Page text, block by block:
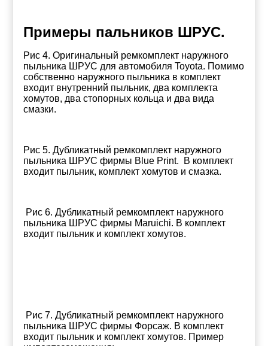
Примеры пальников ШРУС.
Рис 4. Оригинальный ремкомплект наружного
пыльника ШРУС для автомобиля Toyota. Помимо
собственно наружного пыльника в комплект
входит внутренний пыльник, два комплекта
хомутов, два стопорных кольца и два вида
смазки.
Рис 5. Дубликатный ремкомплект наружного
пыльника ШРУС фирмы Blue Print. В комплект
входит пыльник, комплект хомутов и смазка.
Рис 6. Дубликатный ремкомплект наружного
пыльника ШРУС фирмы Maruichi. В комплект
входит пыльник и комплект хомутов.
Рис 7. Дубликатный ремкомплект наружного
пыльника ШРУС фирмы Форсаж. В комплект
входит пыльник и комплект хомутов. Пример